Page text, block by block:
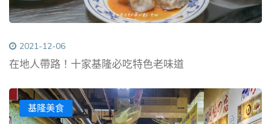
2021-12-06
在地人帶路！十家基隆必吃特色老味道
基隆美食